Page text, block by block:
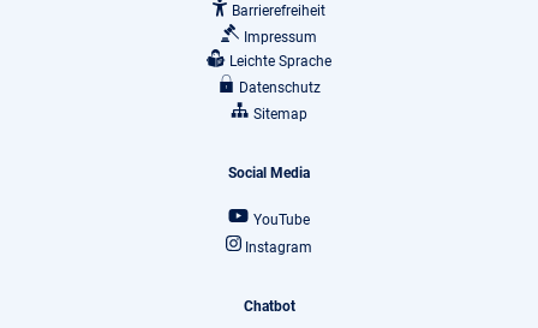
Barrierefreiheit
Impressum
Leichte Sprache
Datenschutz
Sitemap
Social Media
YouTube
Instagram
Chatbot